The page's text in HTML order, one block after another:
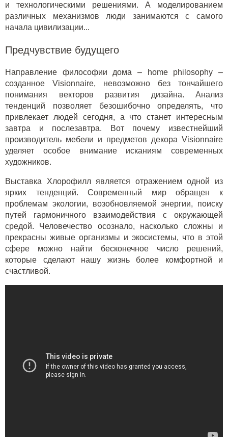
и технологическими решениями. А моделированием
различных механизмов люди занимаются с самого
начала цивилизации...
Предчувствие будущего
Направление философии дома – home philosophy –
созданное Visionnaire, невозможно без тончайшего
понимания векторов развития дизайна. Анализ
тенденций позволяет безошибочно определять, что
привлекает людей сегодня, а что станет интересным
завтра и послезавтра. Вот почему известнейший
производитель мебели и предметов декора Visionnaire
уделяет особое внимание исканиям современных
художников.
Выставка Хлорофилл является отражением одной из
ярких тенденций. Современный мир обращен к
проблемам экологии, возобновляемой энергии, поиску
путей гармоничного взаимодействия с окружающей
средой. Человечество осознало, насколько сложны и
прекрасны живые организмы и экосистемы, что в этой
сфере можно найти бесконечное число решений,
которые сделают нашу жизнь более комфортной и
счастливой.